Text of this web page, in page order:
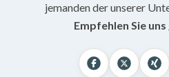
jemanden der unserer
Empfehlen Sie